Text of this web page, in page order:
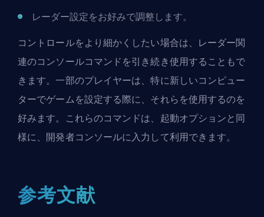
レーダー設定をお好みで調整します。
コントロールをより細かくしたい場合は、レーダー関
連のコンソールコマンドを引き続き使用することもで
きます。一部のプレイヤーは、特に新しいコンピュー
ターでゲームを設定する際に、それらを使用するのを
好みます。これらのコマンドは、起動オプションと同
様に、開発者コンソールに入力して利用できます。
参考文献